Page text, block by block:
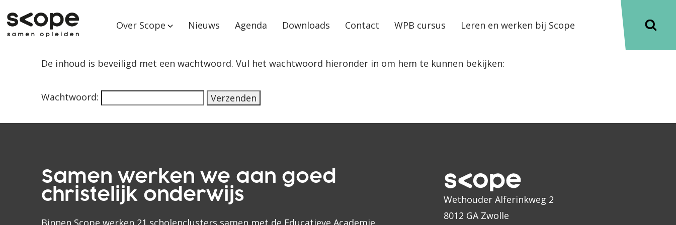
Over Scope Nieuws Agenda Downloads Contact WPB cursus Leren en werken bij Scope
De inhoud is beveiligd met een wachtwoord. Vul het wachtwoord hieronder in om hem te kunnen bekijken:
Wachtwoord:
Samen werken we aan goed
christelijk onderwijs
Binnen Scope werken 21 scholenclusters samen met de Educatieve Academie
Wethouder Alferinkweg 2
8012 GA Zwolle